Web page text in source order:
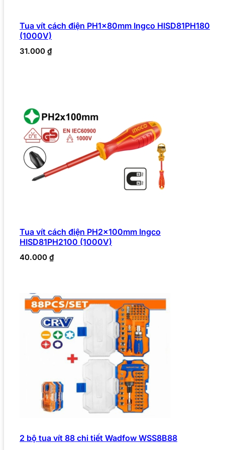
Tua vít cách điện PH1x80mm Ingco HISD81PH180
(1000V)
31.000 ₫
Tua vít cách điện PH2x100mm Ingco
HISD81PH2100 (1000V)
40.000 ₫
2 bộ tua vít 88 chi tiết Wadfow WSS8B88